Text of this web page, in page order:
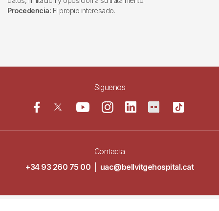
Procedencia: El propio interesado.
Siguenos
Contacta
+34 93 260 75 00
uac@bellvitgehospital.cat